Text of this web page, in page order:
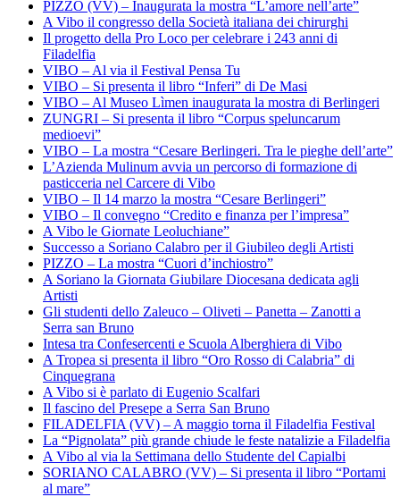
PIZZO (VV) – Inaugurata la mostra “L’amore nell’arte”
A Vibo il congresso della Società italiana dei chirurghi
Il progetto della Pro Loco per celebrare i 243 anni di
Filadelfia
VIBO – Al via il Festival Pensa Tu
VIBO – Si presenta il libro “Inferi” di De Masi
VIBO – Al Museo Lìmen inaugurata la mostra di Berlingeri
ZUNGRI – Si presenta il libro “Corpus speluncarum
medioevi”
VIBO – La mostra “Cesare Berlingeri. Tra le pieghe dell’arte”
L’Azienda Mulinum avvia un percorso di formazione di
pasticceria nel Carcere di Vibo
VIBO – Il 14 marzo la mostra “Cesare Berlingeri”
VIBO – Il convegno “Credito e finanza per l’impresa”
A Vibo le Giornate Leoluchiane”
Successo a Soriano Calabro per il Giubileo degli Artisti
PIZZO – La mostra “Cuori d’inchiostro”
A Soriano la Giornata Giubilare Diocesana dedicata agli
Artisti
Gli studenti dello Zaleuco – Oliveti – Panetta – Zanotti a
Serra san Bruno
Intesa tra Confesercenti e Scuola Alberghiera di Vibo
A Tropea si presenta il libro “Oro Rosso di Calabria” di
Cinquegrana
A Vibo si è parlato di Eugenio Scalfari
Il fascino del Presepe a Serra San Bruno
FILADELFIA (VV) – A maggio torna il Filadelfia Festival
La “Pignolata” più grande chiude le feste natalizie a Filadelfia
A Vibo al via la Settimana dello Studente del Capialbi
SORIANO CALABRO (VV) – Si presenta il libro “Portami
al mare”